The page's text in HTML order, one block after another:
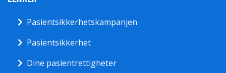
Pasientsikkerhetskampanjen
Pasientsikkerhet
Dine pasientrettigheter